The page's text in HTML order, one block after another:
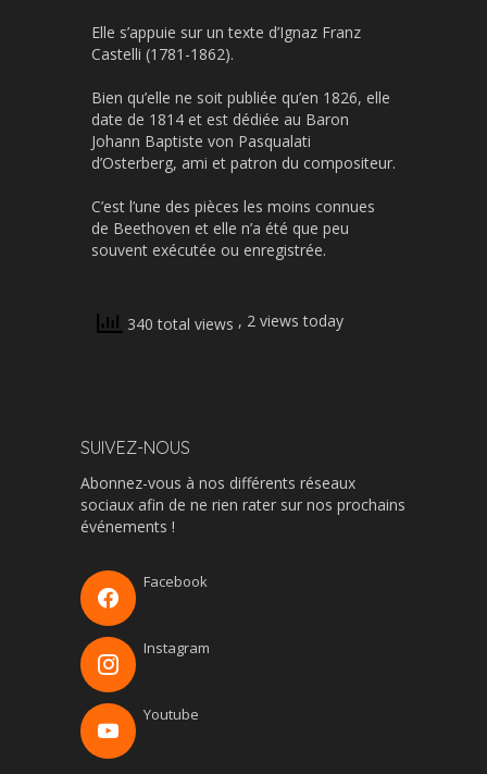
Elle s’appuie sur un texte d’Ignaz Franz
Castelli (1781-1862).
Bien qu’elle ne soit publiée qu’en 1826, elle
date de 1814 et est dédiée au Baron
Johann Baptiste von Pasqualati
d’Osterberg, ami et patron du compositeur.
C’est l’une des pièces les moins connues
de Beethoven et elle n’a été que peu
souvent exécutée ou enregistrée.
340 total views , 2 views today
SUIVEZ-NOUS
Abonnez-vous à nos différents réseaux
sociaux afin de ne rien rater sur nos prochains
événements !
Facebook
Instagram
Youtube